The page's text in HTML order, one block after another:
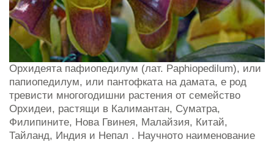
Орхидеята пафиопедилум (лат. Paphiopedilum), или
папиопедилум, или пантофката на дамата, е род
тревисти многогодишни растения от семейство
Орхидеи, растящи в Калимантан, Суматра,
Филипините, Нова Гвинея, Малайзия, Китай,
Тайланд, Индия и Непал . Научното наименование